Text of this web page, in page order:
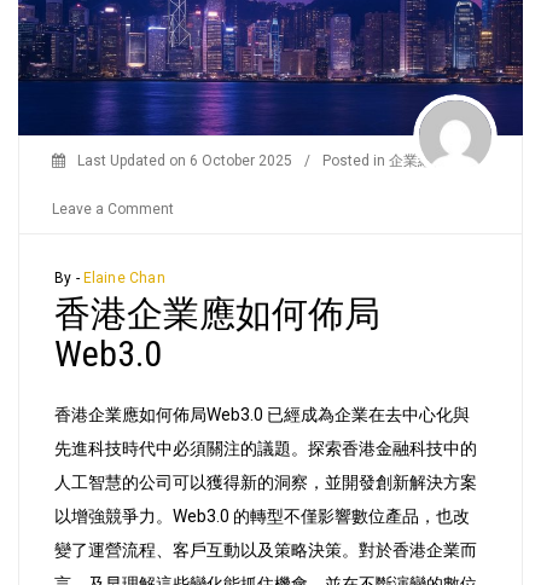
Last Updated on 6 October 2025 / Posted in 企業經營 /
Leave a Comment
企
業
如
何
佈
局
Web3.0
By - Elaine Chan
香港企業應如何佈局
Web3.0
香港企業應如何佈局Web3.0 已經成為企業在去中心化與
先進科技時代中必須關注的議題。探索香港金融科技中的
人工智慧的公司可以獲得新的洞察，並開發創新解決方案
以增強競爭力。Web3.0 的轉型不僅影響數位產品，也改
變了運營流程、客戶互動以及策略決策。對於香港企業而